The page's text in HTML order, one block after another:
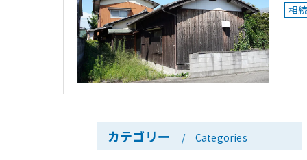
相続
カテゴリー Categories